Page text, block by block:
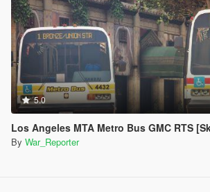
5.0
Los Angeles MTA Metro Bus GMC RTS
By War_Reporter